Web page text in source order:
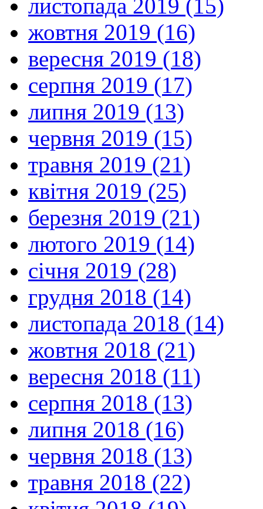
листопада 2019 (15)
жовтня 2019 (16)
вересня 2019 (18)
серпня 2019 (17)
липня 2019 (13)
червня 2019 (15)
травня 2019 (21)
квітня 2019 (25)
березня 2019 (21)
лютого 2019 (14)
січня 2019 (28)
грудня 2018 (14)
листопада 2018 (14)
жовтня 2018 (21)
вересня 2018 (11)
серпня 2018 (13)
липня 2018 (16)
червня 2018 (13)
травня 2018 (22)